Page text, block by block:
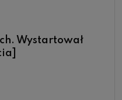
Wystartował